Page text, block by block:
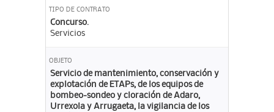
TIPO DE CONTRATO
Concurso.
Servicios
OBJETO
Servicio de mantenimiento, conservación y
explotación de ETAPs, de los equipos de
bombeo-sondeo y cloración de Adaro,
Urrexola y Arrugaeta, la vigilancia de los